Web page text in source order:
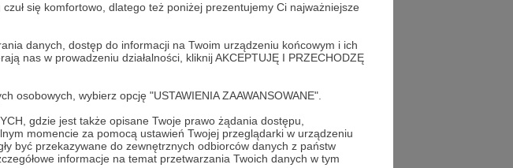
się komfortowo, dlatego też poniżej prezentujemy Ci najważniejsze
danych, dostęp do informacji na Twoim urządzeniu końcowym i ich
nas w prowadzeniu działalności, kliknij AKCEPTUJĘ I PRZECHODZĘ
wybierz opcję "USTAWIENIA ZAAWANSOWANE".
gdzie jest także opisane Twoje prawo żądania dostępu,
momencie za pomocą ustawień Twojej przeglądarki w urządzeniu
być przekazywane do zewnętrznych odbiorców danych z państw
informacje na temat przetwarzania Twoich danych w tym
lub